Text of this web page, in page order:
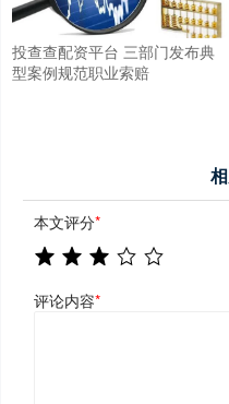
投查查配资平台 三部门发布典
型案例规范职业索赔
本文评分*
评论内容*